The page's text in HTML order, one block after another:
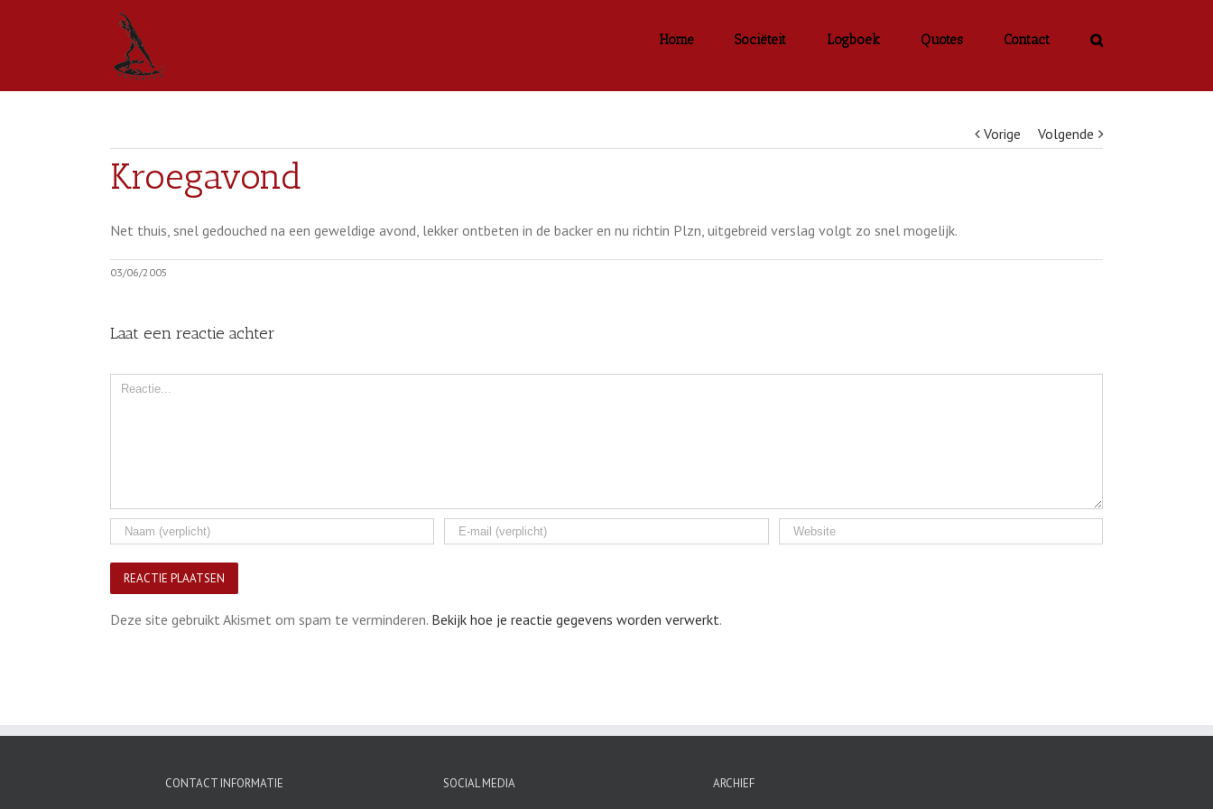
Home Sociëteit Logboek Quotes Contact
Vorige Volgende
Kroegavond
Net thuis, snel gedouched na een geweldige avond, lekker ontbeten in de backer en nu richtin Plzn, uitgebreid verslag volgt zo snel mogelijk.
03/06/2005
Laat een reactie achter
Comment
Deze site gebruikt Akismet om spam te verminderen. Bekijk hoe je reactie gegevens worden verwerkt.
CONTACT INFORMATIE SOCIAL MEDIA ARCHIEF